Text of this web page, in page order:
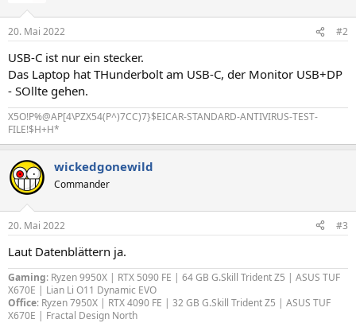
20. Mai 2022 #2
USB-C ist nur ein stecker.
Das Laptop hat THunderbolt am USB-C, der Monitor USB+DP
- SOllte gehen.
X5O!P%@AP[4\PZX54(P^)7CC)7}$EICAR-STANDARD-ANTIVIRUS-TEST-
FILE!$H+H*
wickedgonewild
Commander
20. Mai 2022 #3
Laut Datenblättern ja.
Gaming: Ryzen 9950X | RTX 5090 FE | 64 GB G.Skill Trident Z5 | ASUS TUF
X670E | Lian Li O11 Dynamic EVO
Office: Ryzen 7950X | RTX 4090 FE | 32 GB G.Skill Trident Z5 | ASUS TUF
X670E | Fractal Design North